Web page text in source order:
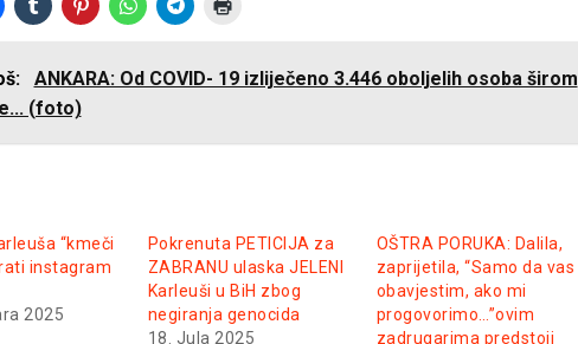
ANKARA: Od COVID- 19 izliječeno 3.446 oboljelih osoba širom
(foto)
“kmeči
instagram
2025
Pokrenuta PETICIJA za
ZABRANU ulaska JELENI
Karleuši u BiH zbog
negiranja genocida
18. Jula 2025
OŠTRA PORUKA: Dalila,
zaprijetila, “Samo da vas
obavjestim, ako mi
progovorimo…”ovim
zadrugarima predstoji